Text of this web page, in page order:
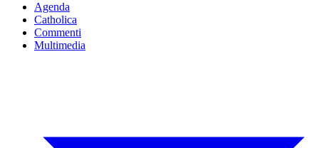
Agenda
Catholica
Commenti
Multimedia